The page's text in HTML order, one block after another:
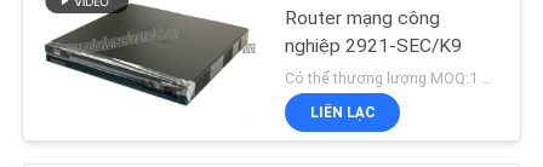
Router mạng công
nghiệp 2921-SEC/K9
Có thể thương lượng MOQ:1 đơn vị
LIÊN LẠC